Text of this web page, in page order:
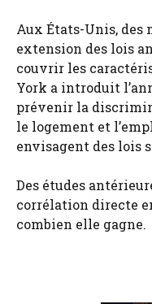
Aux États-Unis,
extension des lois
couvrir les
York a introduit
prévenir la
le logement et
envisagent des lois
Des études
corrélation directe
combien elle gagne.